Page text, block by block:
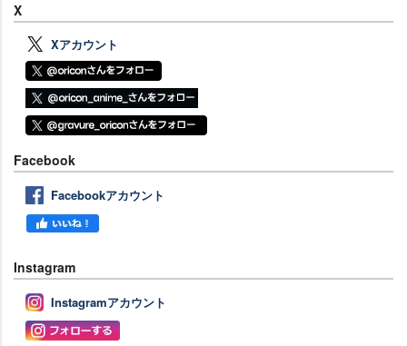
X
Xアカウント
Facebook
Facebookアカウント
Instagram
Instagramアカウント